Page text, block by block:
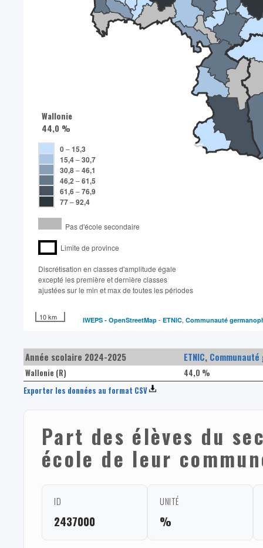
Wallonie
44,0 %
0–15,3
15,4–30,7
30,8–46,1
46,2 –61,5
61,6–76,9
77–92,4
Pas d'école secondaire
Limite de province
Discrétisation en classes d'amplitude égale​
excepté les première et dernière classes
ajustées sur le min et max de toutes les périodes
10 km IWEPS - OpenStreetMap - ETNIC, Communauté
Année scolaire 2024-2025 ETNIC,
Wallonie (R)
44,0 %
Exporter les données au format CSV
Part des élèves du
école de leur
ID
2437000
UNITÉ
%